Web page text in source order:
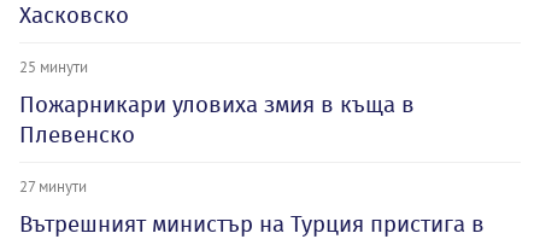
Хасковско
25 минути
Пожарникари уловиха змия в къща в
Плевенско
27 минути
Вътрешният министър на Турция пристига в